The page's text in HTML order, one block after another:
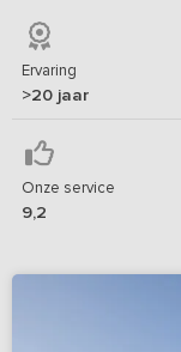
Ervaring
>20 jaar
Onze service
9,2